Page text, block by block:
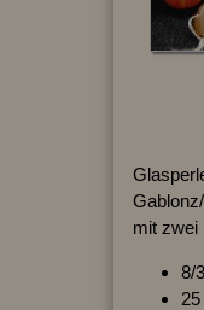
mit zwei
8/